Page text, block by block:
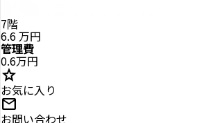
7階
6.6万円
管理費
0.6万円
star
お気に入り
mail
お問い合わせ